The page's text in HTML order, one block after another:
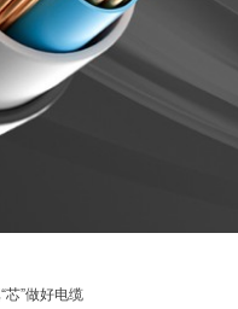
芯”做好电缆